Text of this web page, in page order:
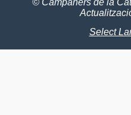
© Campaners de la
Select